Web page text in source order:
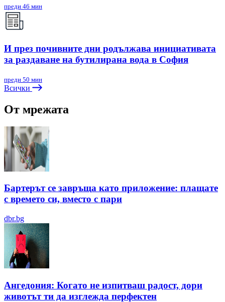
преди 46 мин
И през почивните дни родължава инициативата
за раздаване на бутилирана вода в София
преди 50 мин
Всички
От мрежата
Бартерът се завръща като приложение: плащате
с времето си, вместо с пари
dbr.bg
Ангедония: Когато не изпитваш радост, дори
животът ти да изглежда перфектен